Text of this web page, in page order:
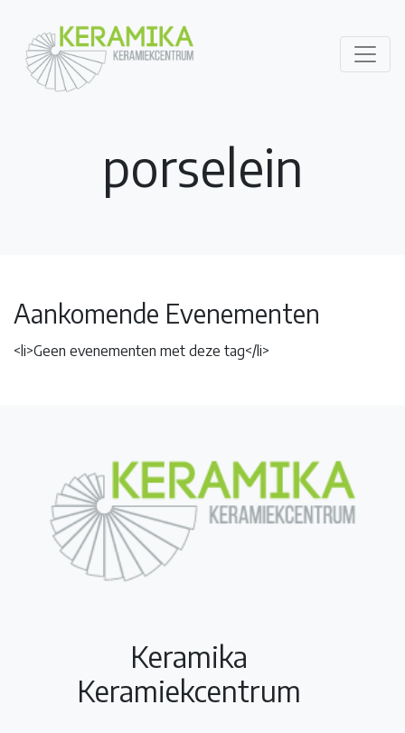
porselein
Aankomende Evenementen
<li>Geen evenementen met deze tag</li>
Keramika
Keramiekcentrum